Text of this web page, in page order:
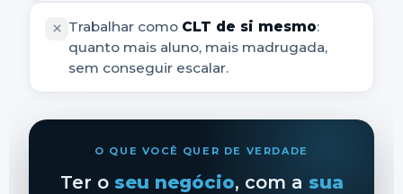
Trabalhar como CLT de si mesmo:
quanto mais aluno, mais madrugada,
sem conseguir escalar.
O QUE VOCÊ QUER DE VERDADE
Ter o seu negócio, com a sua